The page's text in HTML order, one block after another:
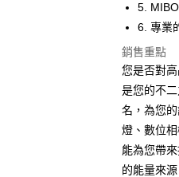
玉山商
台新國
Google
全盈+PAY
ATM付款
運送方式
全家取貨
5.
6. 專業
銷售重點
您是否對
是您的不
名，為您
燈、數位
能為您帶
的能量來